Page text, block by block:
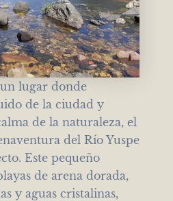
un lugar donde
de la ciudad y
de la naturaleza, el
del Río Yuspe
Este pequeño
de arena dorada,
y aguas cristalinas,